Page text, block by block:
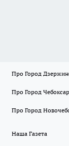
Про Город
Про Город
Про Город
Наша Газета